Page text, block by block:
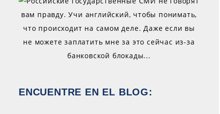
ENCUENTRE EN EL BLOG: